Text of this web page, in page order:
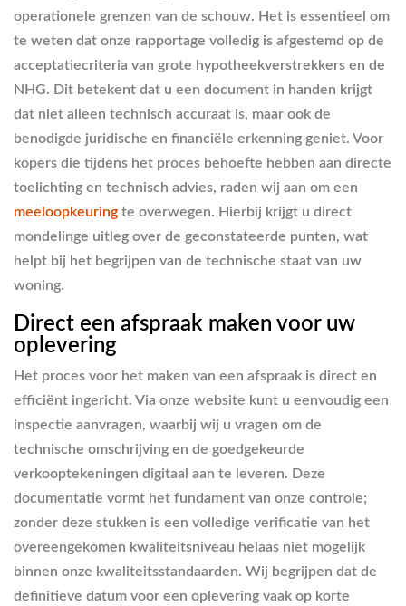
operationele grenzen van de schouw. Het is essentieel om
te weten dat onze rapportage volledig is afgestemd op de
acceptatiecriteria van grote hypotheekverstrekkers en de
NHG. Dit betekent dat u een document in handen krijgt
dat niet alleen technisch accuraat is, maar ook de
benodigde juridische en financiële erkenning geniet. Voor
kopers die tijdens het proces behoefte hebben aan directe
toelichting en technisch advies, raden wij aan om een
meeloopkeuring te overwegen. Hierbij krijgt u direct
mondelinge uitleg over de geconstateerde punten, wat
helpt bij het begrijpen van de technische staat van uw
woning.
Direct een afspraak maken voor uw
oplevering
Het proces voor het maken van een afspraak is direct en
efficiënt ingericht. Via onze website kunt u eenvoudig een
inspectie aanvragen, waarbij wij u vragen om de
technische omschrijving en de goedgekeurde
verkooptekeningen digitaal aan te leveren. Deze
documentatie vormt het fundament van onze controle;
zonder deze stukken is een volledige verificatie van het
overeengekomen kwaliteitsniveau helaas niet mogelijk
binnen onze kwaliteitsstandaarden. Wij begrijpen dat de
definitieve datum voor een oplevering vaak op korte